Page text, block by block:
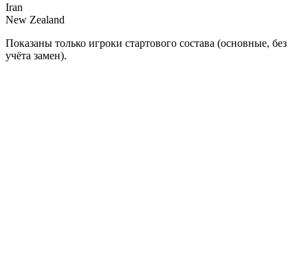
Iran
New Zealand
Показаны только игроки стартового состава (основные, без
учёта замен).